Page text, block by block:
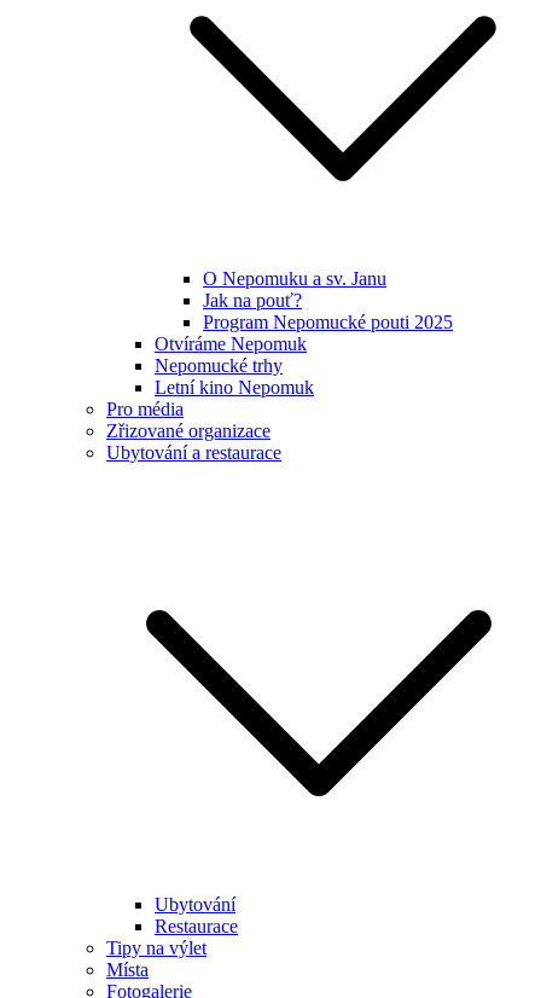
O Nepomuku a sv. Janu
Jak na pouť?
Program Nepomucké pouti 2025
Otvíráme Nepomuk
Nepomucké trhy
Letní kino Nepomuk
Pro média
Zřizované organizace
Ubytování a restaurace
Ubytování
Restaurace
Tipy na výlet
Místa
Fotogalerie